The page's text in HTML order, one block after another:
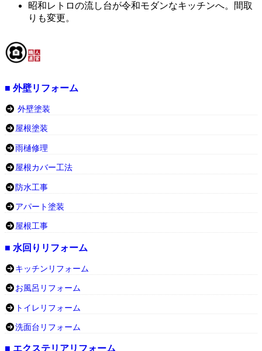
昭和レトロの流し台が令和モダンなキッチンへ。間取
りも変更。
■ 外壁リフォーム
外壁塗装
屋根塗装
雨樋修理
屋根カバー工法
防水工事
アパート塗装
屋根工事
■ 水回りリフォーム
キッチンリフォーム
お風呂リフォーム
トイレリフォーム
洗面台リフォーム
■ エクステリアリフォーム